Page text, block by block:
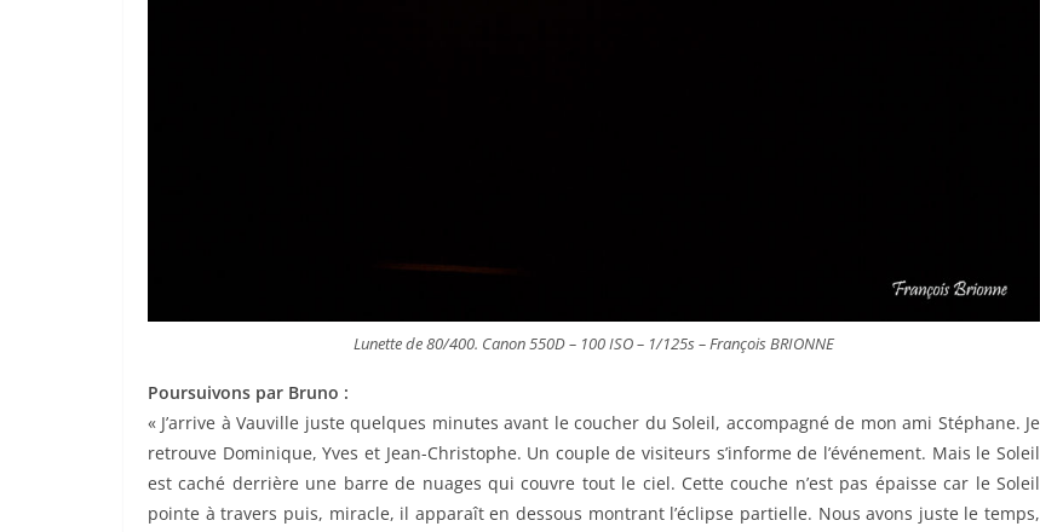
Lunette de 80/400. Canon 550D – 100 ISO – 1/125s – François BRIONNE
Poursuivons par Bruno :
« J’arrive à Vauville juste quelques minutes avant le coucher du Soleil, accompagné de mon ami Stéphane. Je
retrouve Dominique, Yves et Jean-Christophe. Un couple de visiteurs s’informe de l’événement. Mais le Soleil
est caché derrière une barre de nuages qui couvre tout le ciel. Cette couche n’est pas épaisse car le Soleil
pointe à travers puis, miracle, il apparaît en dessous montrant l’éclipse partielle. Nous avons juste le temps,